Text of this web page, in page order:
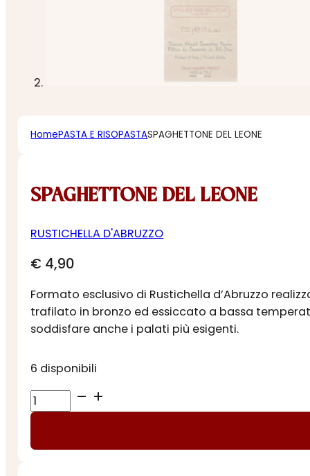
HomePASTA E RISOPASTASPAGHETTONE DEL LEONE
SPAGHETTONE DEL LEONE
RUSTICHELLA D'ABRUZZO
€ 4,90
Formato esclusivo di Rustichella d’Abruzzo
trafilato in bronzo ed essiccato a bassa
soddisfare anche i palati più esigenti.
6 disponibili
SPAGHETTONE
DEL
quantità